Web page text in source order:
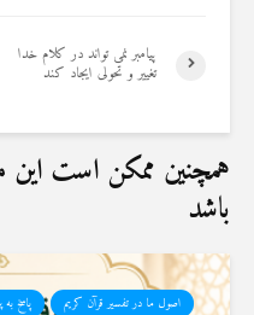
پیامبر نمی تواند در کلام خدا
تغییر و تحولی ایجاد کند
همچنین ممکن است این
باشد
اصول ما در تفسیر قرآن کریم پاسخ